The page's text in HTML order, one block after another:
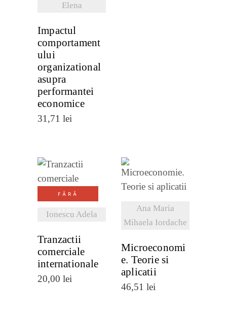
Elena
Impactul
comportament
ului
organizational
asupra
performantei
economice
31,71 lei
FĂRĂ
Ionescu Adela
VEZI
DETALII
Tranzactii
comerciale
internationale
20,00 lei
Ana Maria
Mihaela Iordache
VEZI
Microeconomi
e. Teorie si
aplicatii
46,51 lei